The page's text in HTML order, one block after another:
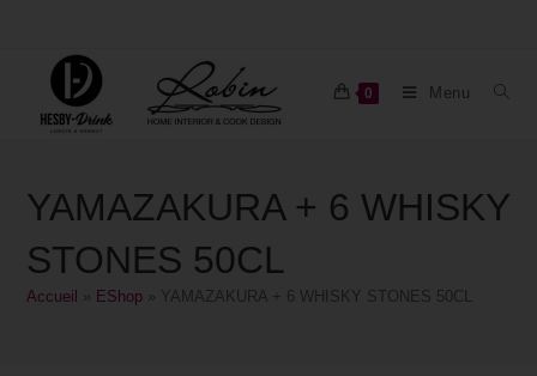
0 Menu
YAMAZAKURA + 6 WHISKY
STONES 50CL
Accueil EShop YAMAZAKURA + 6 WHISKY STONES 50CL